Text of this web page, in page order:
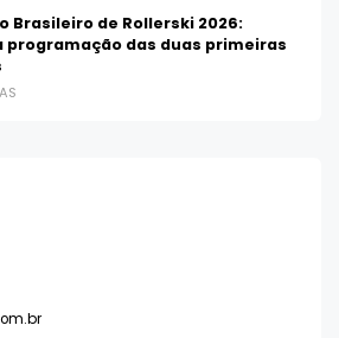
Brasileiro de Rollerski 2026:
programação das duas primeiras